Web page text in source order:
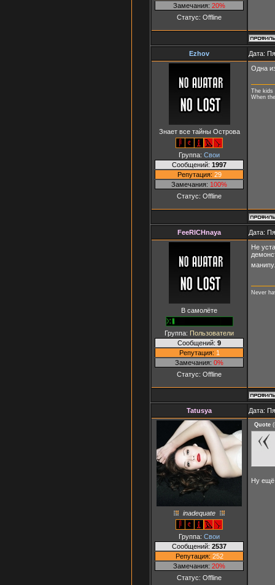
Замечания: 20%
Статус: Offline
Ezhov Дата:
Знает все тайны Острова
Группа: Свои
Сообщений: 1997
Репутация: 29
Замечания: 100%
Статус: Offline
Одна
The kids
When
FeeRICHnaya Дата:
В самолёте
Группа: Пользователи
Сообщений: 9
Репутация: 1
Замечания: 0%
Статус: Offline
Не
Never
Tatusya Дата:
inadequate
Группа: Свои
Сообщений: 2537
Репутация: 252
Замечания: 20%
Статус: Offline
Quote (
Ну ещё